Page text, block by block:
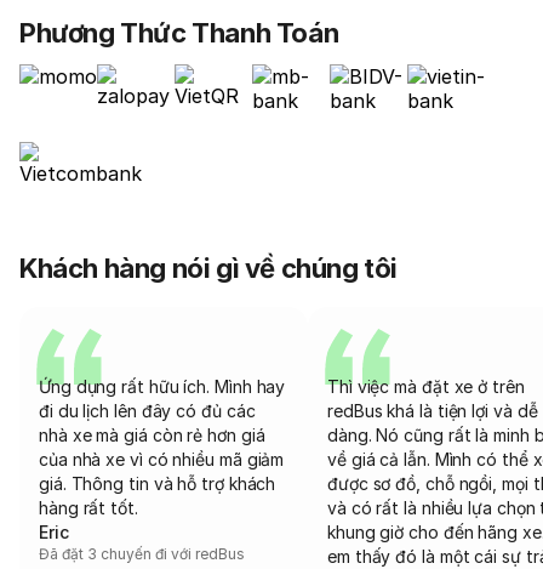
Phương Thức Thanh Toán
Khách hàng nói gì về chúng tôi
Ứng dụng rất hữu ích. Mình hay
đi du lịch lên đây có đủ các
nhà xe mà giá còn rẻ hơn giá
của nhà xe vì có nhiều mã giảm
giá. Thông tin và hỗ trợ khách
hàng rất tốt.
Eric
Đã đặt 3 chuyến đi với redBus
Thì việc mà đặt xe ở trên
redBus khá là tiện lợi và dễ
dàng. Nó cũng rất là minh
về giá cả lẫn. Mình có thể
được sơ đồ, chỗ ngồi, mọi
và có rất là nhiều lựa chọn
khung giờ cho đến hãng
em thấy đó là một cái sự